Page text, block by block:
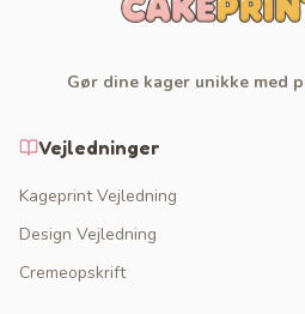
Gør dine kager unikke med
Vejledninger
Kageprint Vejledning
Design Vejledning
Cremeopskrift